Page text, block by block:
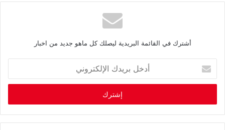
أشترك في القائمة البريدية ليصلك كل ماهو جديد من اخبار
خ
ب
ر